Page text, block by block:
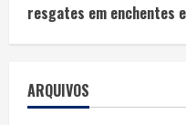
resgates em enchentes
ARQUIVOS